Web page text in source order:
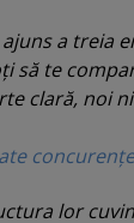
a treia
să te
clară, noi
lor